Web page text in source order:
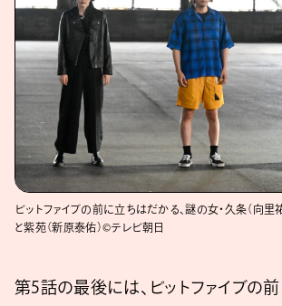
ビットファイブの前に立ちはだかる、謎の女・久条（向里
と紫苑（新原泰佑）©テレビ朝日
第5話の最後には、ビットファイブの